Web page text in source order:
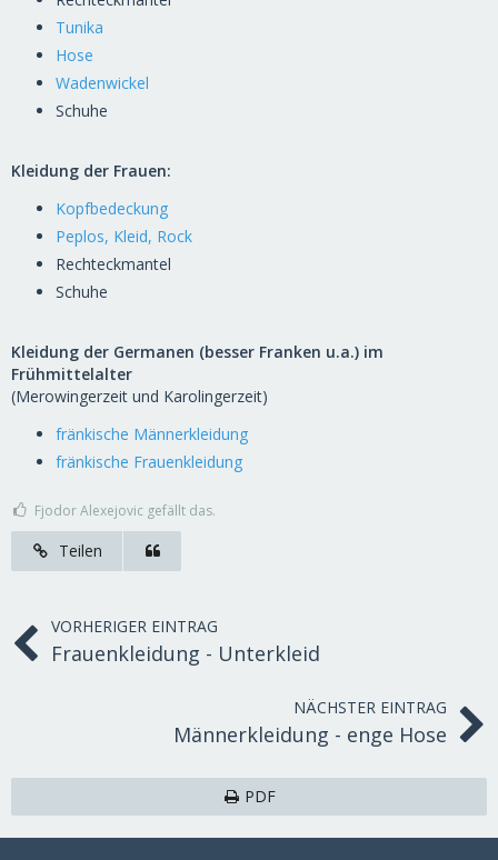
Tunika
Hose
Wadenwickel
Schuhe
Kleidung der Frauen:
Kopfbedeckung
Peplos, Kleid, Rock
Rechteckmantel
Schuhe
Kleidung der Germanen (besser Franken u.a.) im
Frühmittelalter
(Merowingerzeit und Karolingerzeit)
fränkische Männerkleidung
fränkische Frauenkleidung
Fjodor Alexejovic gefällt das.
Teilen
VORHERIGER EINTRAG
Frauenkleidung - Unterkleid
NÄCHSTER EINTRAG
Männerkleidung - enge Hose
PDF